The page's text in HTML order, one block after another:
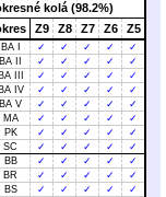
kolá (98.2%)
Z9 Z8 Z7 Z6 Z5
BA I ✓ ✓ ✓ ✓
✓
BA II
✓ ✓ ✓ ✓
✓
BA III
✓ ✓ ✓ ✓
✓
BA IV
✓ ✓ ✓ ✓
✓
BA V
✓ ✓ ✓ ✓
✓
MA
✓ ✓ ✓ ✓
✓
PK
✓ ✓ ✓ ✓
✓
SC
✓ ✓ ✓ ✓ ✓
BB ✓ ✓ ✓ ✓
✓
BR
✓ ✓ ✓ ✓
✓
BS
✓ ✓ ✓ ✓
✓